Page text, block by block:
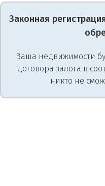
Законная
Ваша недвижимости
договора залога в
никто не